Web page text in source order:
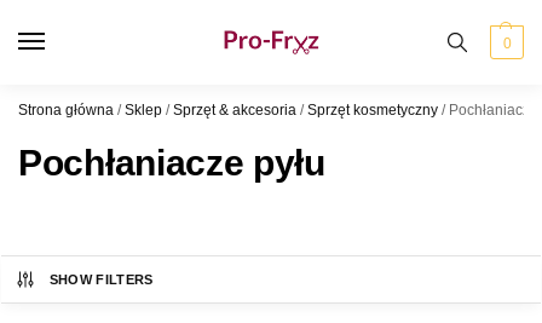
0
Strona główna /Sklep /Sprzęt & akcesoria /Sprzęt kosmetyczny / Pochłaniacze
Pochłaniacze pyłu
SHOW FILTERS